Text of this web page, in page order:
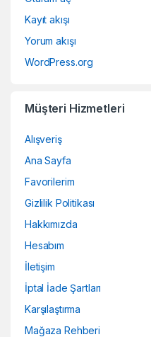
Kayıt akışı
Yorum akışı
WordPress.org
Müşteri Hizmetleri
Alışveriş
Ana Sayfa
Favorilerim
Gizlilik Politikası
Hakkımızda
Hesabım
İletişim
İptal İade Şartları
Karşılaştırma
Mağaza Rehberi